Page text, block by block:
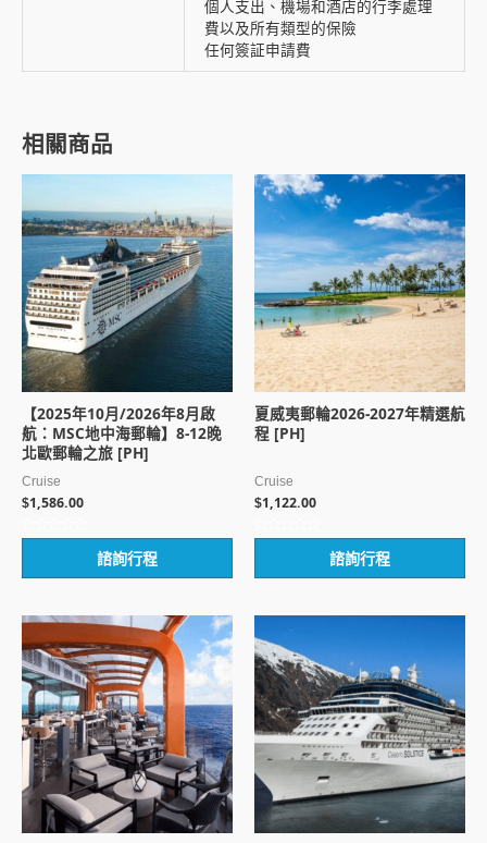
個人支出、機場和酒店的行李處理
費以及所有類型的保險
任何簽証申請費
相關商品
【2025年10月/2026年8月啟
航：MSC地中海郵輪】8-12晚
北歐郵輪之旅 [PH]
Cruise
$1,586.00
滿
諮詢行程
夏威夷郵輪2026-2027年精選航
程 [PH]
Cruise
$1,122.00
滿
諮詢行程